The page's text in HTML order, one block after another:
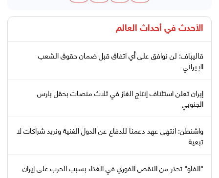
الأحدث في أحداث العالم
قاليباف: لن نوافق على أي اتفاق قبل ضمان حقوق الشعب
الإيراني
إيران تعلن استئناف إنتاج الغاز في ثلاث منصات بحقل بارس
الجنوبي
واشنطن: انتهى عهد دعمنا للدفاع عن الدول الغنية ونريد شراكات لا
تبعية
"الفاو" تحذر من النقص الفوري في الغذاء بسبب الحرب على إيران